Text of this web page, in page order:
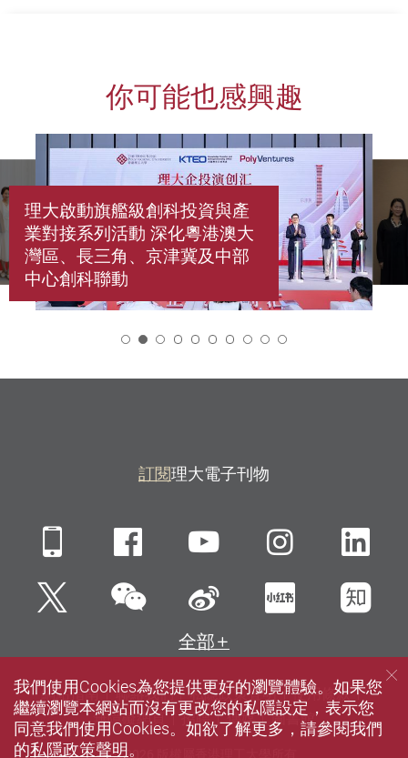
你可能也感興趣
理大啟動旗艦級創科投資與產
業對接系列活動 深化粵港澳大
灣區、長三角、京津冀及中部
中心創科聯動
訂閱理大電子刊物
Mobile FacebookYouTube
Twitter微信 新浪微博小紅書知
全部
網站指南 聯絡我們 私隱政策聲明
使用條款
無障礙網頁
招聘 傳媒 圖書館
© 2026 版權屬香港理工大學所有
我們使用Cookies為您提供更好的瀏覽體驗。如果您
繼續瀏覽本網站而沒有更改您的私隱設定，表示您
同意我們使用Cookies。如欲了解更多，請參閱我們
的私隱政策聲明。